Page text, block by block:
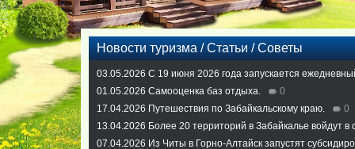
Новости туризма / Статьи / Советы
03.05.2026 С 19 июня 2026 года запускается
01.05.2026 Самооценка баз отдыха.
0
17.04.2026 Путешествия по Забайкальскому краю.
0
13.04.2026 Более 20 территорий в Забайкалье войдут
07.04.2026 Из Читы в Горно-Алтайск запустят